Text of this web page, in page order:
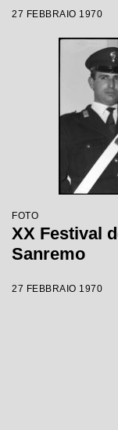
27 FEBBRAIO 1970
FOTO
XX Festival
Sanremo
27 FEBBRAIO 1970